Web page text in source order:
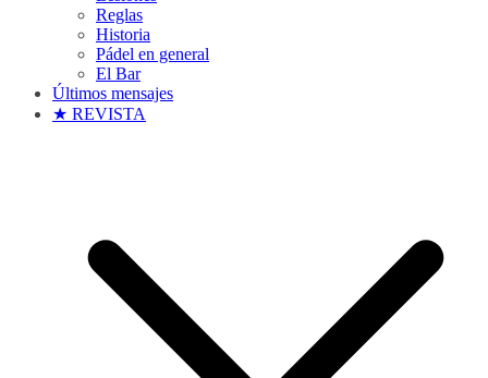
Reglas
Historia
Pádel en general
El Bar
Últimos mensajes
★ REVISTA